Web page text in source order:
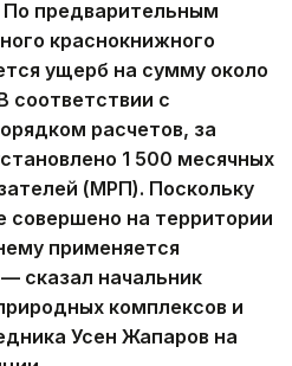
По предварительным
краснокнижного
ущерб на сумму около
соответствии с
расчетов, за
1 500 месячных
(МРП). Поскольку
совершено на территории
применяется
сказал начальник
комплексов и
Усен Жапаров на